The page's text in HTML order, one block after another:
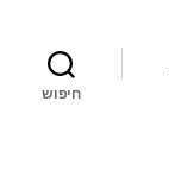
חיפוש